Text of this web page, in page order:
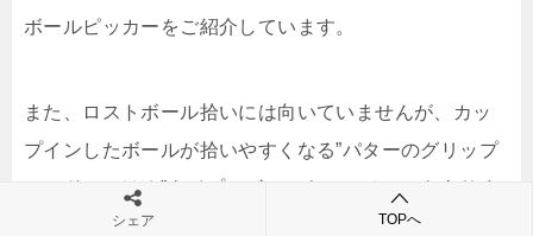
ボールピッカーをご紹介しています。
また、ロストボール拾いには向いていませんが、カッ
プインしたボールが拾いやすくなる”パターのグリップ
エンドにつける”タイプのボールキャッチャーもありま
シェア TOPへ